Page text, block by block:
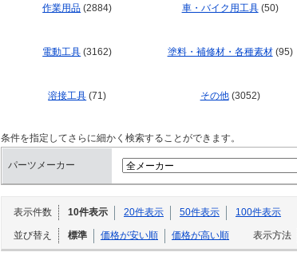
作業用品 (2884) 車・バイク用工具(50)
電動工具 (3162) 塗料・補修材・各種素材(95)
溶接工具 (71) その他(3052)
条件を指定してさらに細かく検索することができます。
パーツメーカー
表示件数 10件表示 20件表示 50件表示 100件表示
並び替え 標準 価格が安い順 価格が高い順 表示方法